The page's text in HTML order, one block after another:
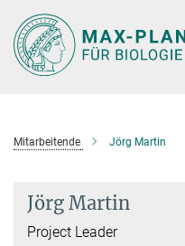
Hauptinhalt
Mitarbeitende Jörg Martin
Jörg Martin
Project Leader